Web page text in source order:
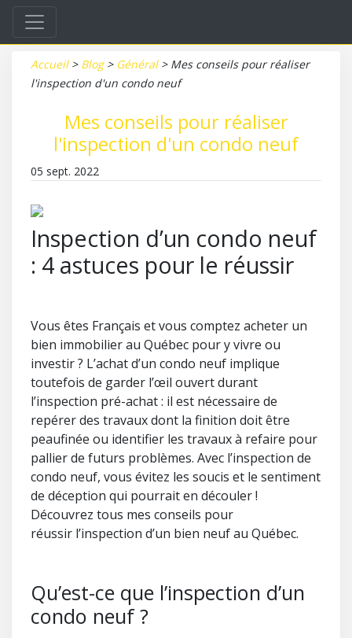
Accueil > Blog > Général > Mes conseils pour réaliser
l'inspection d'un condo neuf
Mes conseils pour réaliser
l'inspection d'un condo neuf
05 sept. 2022
Inspection d’un condo neuf
: 4 astuces pour le réussir
Vous êtes Français et vous comptez acheter un
bien immobilier au Québec pour y vivre ou
investir ? L’achat d’un condo neuf implique
toutefois de garder l’œil ouvert durant
l’inspection pré-achat : il est nécessaire de
repérer des travaux dont la finition doit être
peaufinée ou identifier les travaux à refaire pour
pallier de futurs problèmes. Avec l’inspection de
condo neuf, vous évitez les soucis et le sentiment
de déception qui pourrait en découler !
Découvrez tous mes conseils pour
réussir l’inspection d’un bien neuf au Québec.
Qu’est-ce que l’inspection d’un
condo neuf ?